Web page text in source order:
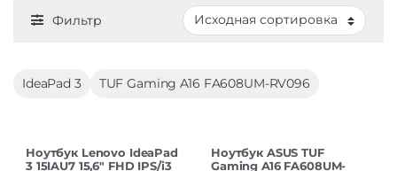
Фильтр
IdeaPad 3 TUF Gaming A16 FA608UM-RV096
Ноутбук Lenovo IdeaPad
3 15IAU7 15,6″ FHD IPS/i3
Ноутбук ASUS TUF
Gaming A16 FA608UM-